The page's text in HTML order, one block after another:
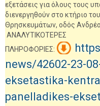
εξετάσεις για όλους τους
διενεργηθούν στο κτήριο
Θρησκευμάτων, οδός
ΑΝΑΛΥΤΙΚΟΤΕΡΕΣ
ΠΛΗΡΟΦΟΡΙΕΣ:
news/42602-23-
eksetastika-
panelladikes-